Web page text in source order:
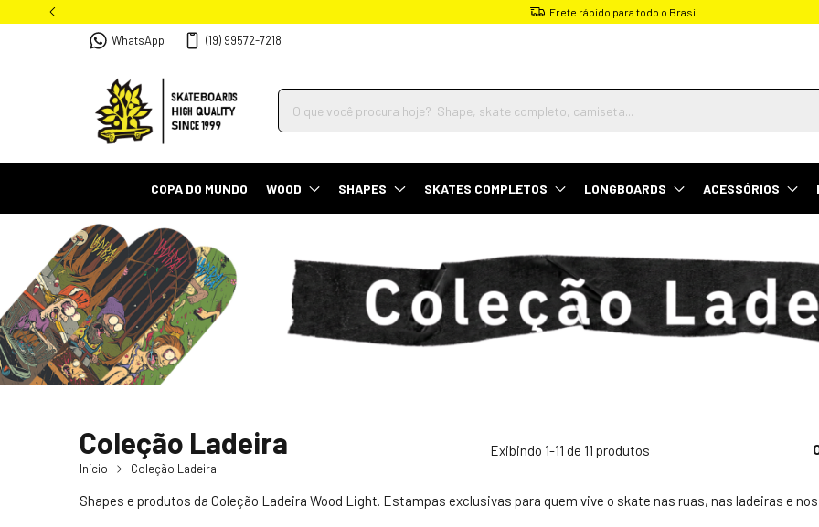
Frete rápido para todo o Brasil
WhatsApp (19) 99572-7218
COPA DO MUNDO WOOD SHAPES SKATES COMPLETOS LONGBOARDS ACESSÓRIOS
Coleção Ladeira
Início Coleção Ladeira
Exibindo 1-11 de 11 produtos
Shapes e produtos da Coleção Ladeira Wood Light. Estampas exclusivas para quem vive o skate nas ruas, nas ladeiras e